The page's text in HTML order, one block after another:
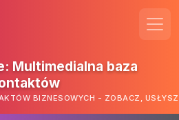
Multimedialna baza
BIZNESOWYCH - ZOBACZ,